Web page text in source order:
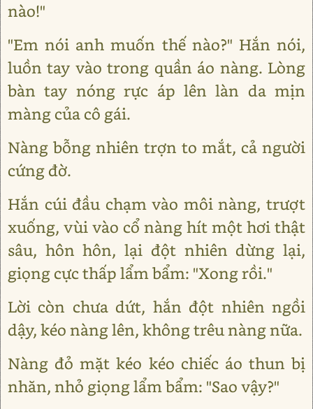
nào!"
"Em nói anh muốn thế nào?" Hắn nói,
luồn tay vào trong quần áo nàng. Lòng
bàn tay nóng rực áp lên làn da mịn
màng của cô gái.
Nàng bỗng nhiên trợn to mắt, cả người
cứng đờ.
Hắn cúi đầu chạm vào môi nàng, trượt
xuống, vùi vào cổ nàng hít một hơi thật
sâu, hôn hôn, lại đột nhiên dừng lại,
giọng cực thấp lẩm bẩm: "Xong rồi."
Lời còn chưa dứt, hắn đột nhiên ngồi
dậy, kéo nàng lên, không trêu nàng nữa.
Nàng đỏ mặt kéo kéo chiếc áo thun bị
nhăn, nhỏ giọng lẩm bẩm: "Sao vậy?"